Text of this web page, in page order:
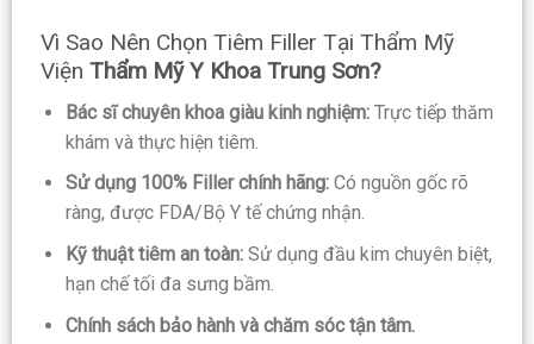
Vì Sao Nên Chọn Tiêm Filler Tại Thẩm Mỹ
Viện Thẩm Mỹ Y Khoa Trung Sơn?
Bác sĩ chuyên khoa giàu kinh nghiệm:Trực tiếp thăm
khám và thực hiện tiêm.
Sử dụng 100% Filler chính hãng:Có nguồn gốc rõ
ràng, được FDA/Bộ Y tế chứng nhận.
Kỹ thuật tiêm an toàn:Sử dụng đầu kim chuyên biệt,
hạn chế tối đa sưng bầm.
Chính sách bảo hành và chăm sóc tận tâm.